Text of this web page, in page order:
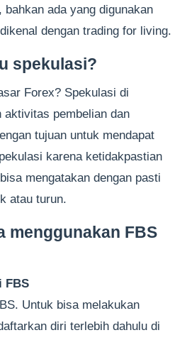
bahkan ada yang digunakan
dengan trading for living.
spekulasi?
Forex? Spekulasi di
pembelian dan
tujuan untuk mendapat
karena ketidakpastian
mengatakan dengan pasti
atau turun.
menggunakan FBS
FBS
Untuk bisa melakukan
diri terlebih dahulu di